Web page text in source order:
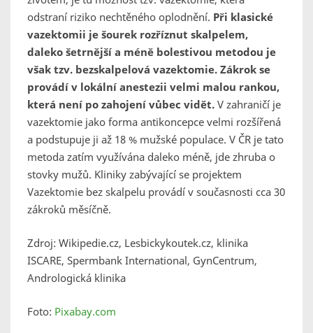
odstraní riziko nechtěného oplodnění. Při klasické
vazektomii je šourek rozříznut skalpelem,
daleko šetrnější a méně bolestivou metodou je
však tzv. bezskalpelová vazektomie. Zákrok se
provádí v lokální anestezii velmi malou rankou,
která není po zahojení vůbec vidět. V zahraničí je
vazektomie jako forma antikoncepce velmi rozšířená
a podstupuje ji až 18 % mužské populace. V ČR je tato
metoda zatím využívána daleko méně, jde zhruba o
stovky mužů. Kliniky zabývající se projektem
Vazektomie bez skalpelu provádí v současnosti cca 30
zákroků měsíčně.
Zdroj: Wikipedie.cz, Lesbickykoutek.cz, klinika
ISCARE, Spermbank International, GynCentrum,
Andrologická klinika
Foto: Pixabay.com